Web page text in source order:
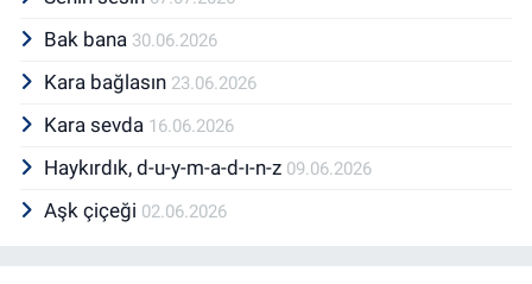
Bak bana 30.06.2026
Kara bağlasın 23.06.2026
Kara sevda 16.06.2026
Haykırdık, d-u-y-m-a-d-ı-n-z 09.06.2026
Aşk çiçeği 02.06.2026